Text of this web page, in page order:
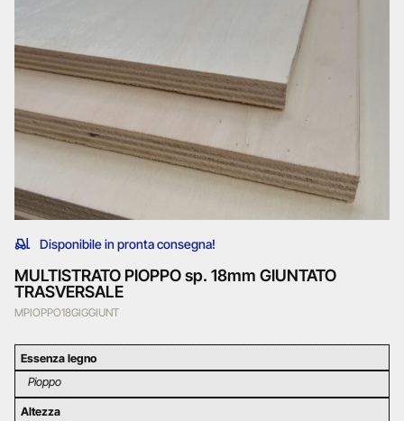
Disponibile in pronta consegna!
MULTISTRATO PIOPPO sp. 18mm GIUNTATO
TRASVERSALE
MPIOPPO18GIGGIUNT
Essenza legno
Pioppo
Altezza